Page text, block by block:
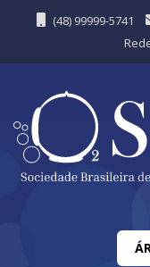
(48) 99999-5741